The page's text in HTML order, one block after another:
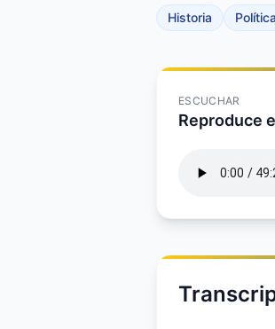
Historia
ESCUCHAR
Reproduce